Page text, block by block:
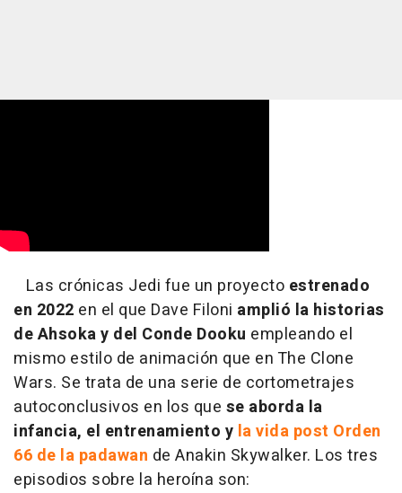
Las crónicas Jedi fue un proyecto estrenado
en 2022 en el que Dave Filoni amplió la historias
de Ahsoka y del Conde Dooku empleando el
mismo estilo de animación que en The Clone
Wars. Se trata de una serie de cortometrajes
autoconclusivos en los que se aborda la
infancia, el entrenamiento y la vida post Orden
66 de la padawan de Anakin Skywalker. Los tres
episodios sobre la heroína son: